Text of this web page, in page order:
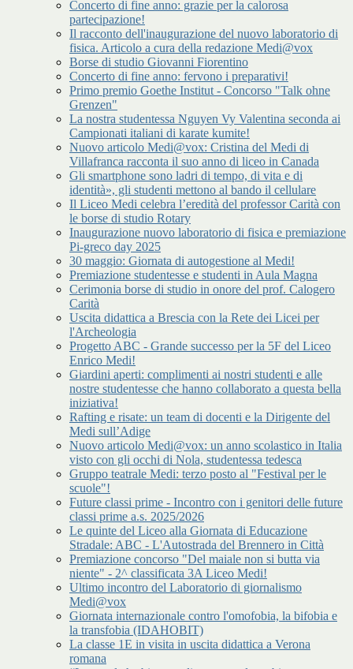
Concerto di fine anno: grazie per la calorosa
partecipazione!
Il racconto dell'inaugurazione del nuovo laboratorio di
fisica. Articolo a cura della redazione Medi@vox
Borse di studio Giovanni Fiorentino
Concerto di fine anno: fervono i preparativi!
Primo premio Goethe Institut - Concorso "Talk ohne
Grenzen"
La nostra studentessa Nguyen Vy Valentina seconda ai
Campionati italiani di karate kumite!
Nuovo articolo Medi@vox: Cristina del Medi di
Villafranca racconta il suo anno di liceo in Canada
Gli smartphone sono ladri di tempo, di vita e di
identità», gli studenti mettono al bando il cellulare
Il Liceo Medi celebra l’eredità del professor Carità con
le borse di studio Rotary
Inaugurazione nuovo laboratorio di fisica e premiazione
Pi-greco day 2025
30 maggio: Giornata di autogestione al Medi!
Premiazione studentesse e studenti in Aula Magna
Cerimonia borse di studio in onore del prof. Calogero
Carità
Uscita didattica a Brescia con la Rete dei Licei per
l'Archeologia
Progetto ABC - Grande successo per la 5F del Liceo
Enrico Medi!
Giardini aperti: complimenti ai nostri studenti e alle
nostre studentesse che hanno collaborato a questa bella
iniziativa!
Rafting e risate: un team di docenti e la Dirigente del
Medi sull’Adige
Nuovo articolo Medi@vox: un anno scolastico in Italia
visto con gli occhi di Nola, studentessa tedesca
Gruppo teatrale Medi: terzo posto al "Festival per le
scuole"!
Future classi prime - Incontro con i genitori delle future
classi prime a.s. 2025/2026
Le quinte del Liceo alla Giornata di Educazione
Stradale: ABC - L'Autostrada del Brennero in Città
Premiazione concorso "Del maiale non si butta via
niente" - 2^ classificata 3A Liceo Medi!
Ultimo incontro del Laboratorio di giornalismo
Medi@vox
Giornata internazionale contro l'omofobia, la bifobia e
la transfobia (IDAHOBIT)
La classe 1E in visita in uscita didattica a Verona
romana